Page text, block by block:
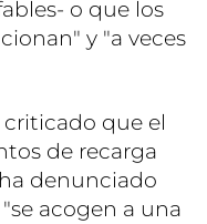
o que los
y "a veces
criticado que el
de recarga
denunciado
acogen a una